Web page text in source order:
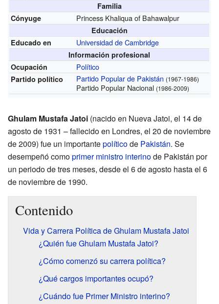
Familia
Cónyuge
Princess Khaliqua of Bahawalpur
Educación
Educado en
Universidad de Cambridge
Información profesional
Ocupación
Político
Partido político Partido Popular de Pakistán (1967-1986)
Partido Popular Nacional (1986-2009)
Ghulam Mustafa Jatoi (nacido en Nueva Jatoi, el 14 de
agosto de 1931 – fallecido en Londres, el 20 de noviembre
de 2009) fue un importantepolíticode Pakistán. Se
desempeñó comoprimer ministro interinode Pakistán por
un periodo de tres meses, desde el 6 de agosto hasta el 6
de noviembre de 1990.
Contenido
Vida y Carrera Política de Ghulam Mustafa Jatoi
¿Quién fue Ghulam Mustafa Jatoi?
¿Cómo comenzó su carrera política?
¿Qué cargos importantes ocupó?
¿Cuándo fue Primer Ministro interino?